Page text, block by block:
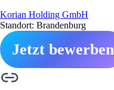
Korian Holding GmbH
Standort: Brandenburg
Jetzt bewerben